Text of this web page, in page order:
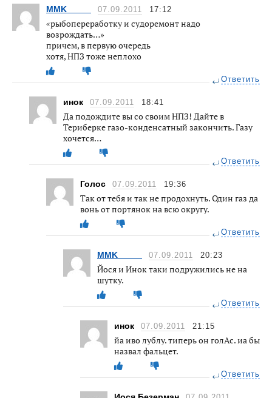
MMK_____ 07.09.2011 17:12
«рыбопереработку и судоремонт надо
возрождать…»
причем, в первую очередь
хотя, НПЗ тоже неплохо
Ответить
инок 07.09.2011 18:41
Да подождите вы со своим НПЗ! Дайте в
Териберке газо-конденсатный закончить. Газу
хочется…
Ответить
Голос 07.09.2011 19:36
Так от тебя и так не продохнуть. Один газ да
вонь от портянок на всю округу.
Ответить
MMK_____ 07.09.2011 20:23
Йося и Инок таки подружились не на
шутку.
Ответить
инок 07.09.2011 21:15
йа иво лублу. типерь он голАс. иа бы
назвал фальцет.
Ответить